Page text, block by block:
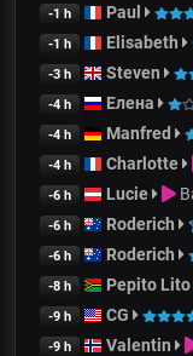
-1 h Paul
-1 h Elisabeth
-3 h Steven
-4 h Елена
-4 h Manfred
-4 h Charlotte
-6 h Lucie
-6 h Roderich
-6 h Roderich
-8 h Pepito Lito
-9 h CG
-9 h Valentin